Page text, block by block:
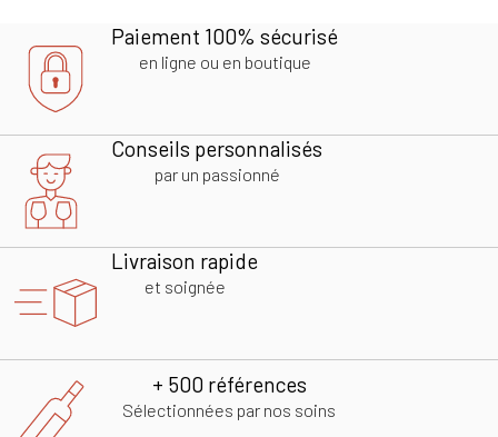
Paiement 100% sécurisé
en ligne ou en boutique
Conseils personnalisés
par un passionné
Livraison rapide
et soignée
+ 500 références
Sélectionnées par nos soins